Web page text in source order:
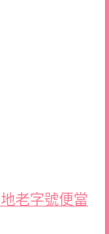
老字號便當